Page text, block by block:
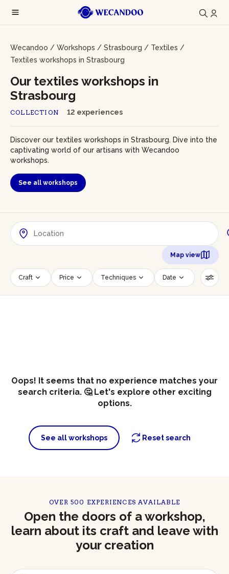
Wecandoo / Workshops / Strasbourg / Textiles /
Textiles workshops in Strasbourg
COLLECTION 12 experiences
Our textiles workshops in
Strasbourg
Discover our textiles workshops in Strasbourg. Dive into the
captivating world of our artisans with Wecandoo
workshops.
See all workshops
Map view
Craft Price Techniques Date
Time slot Number of persons
Oops! It seems that no experience matches your
search criteria. 🤔 Let's explore other exciting
options.
See all workshops Reset search
OVER 500 EXPERIENCES AVAILABLE
Open the doors of a workshop,
learn about its craft and leave with
your creation